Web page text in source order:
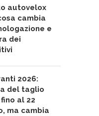
autovelox
cambia
e
dei
2026:
del taglio
al 22
ma cambia